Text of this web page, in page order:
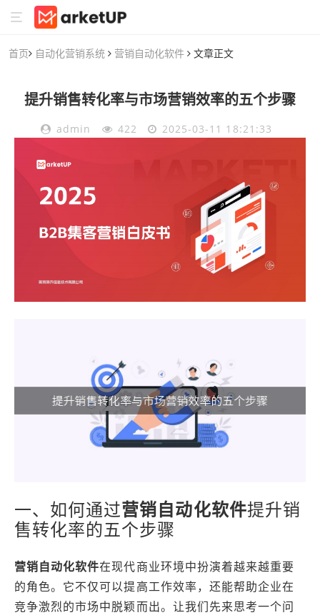
首页 自动化营销系统 营销自动化软件 文章正文
提升销售转化率与市场营销效率的五个步骤
admin 422 2025-03-11 18:21:33
一、如何通过营销自动化软件提升销
售转化率的五个步骤
营销自动化软件在现代商业环境中扮演着越来越重要
的角色。它不仅可以提高工作效率，还能帮助企业在
竞争激烈的市场中脱颖而出。让我们先来思考一个问